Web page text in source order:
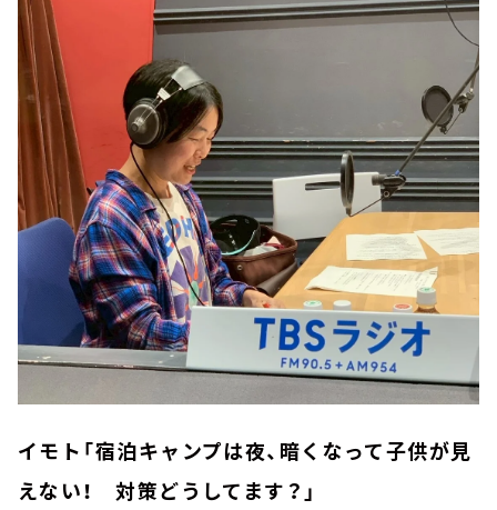
イモト「宿泊キャンプは夜、暗くなって子供が見
えない！ 対策どうしてます？」